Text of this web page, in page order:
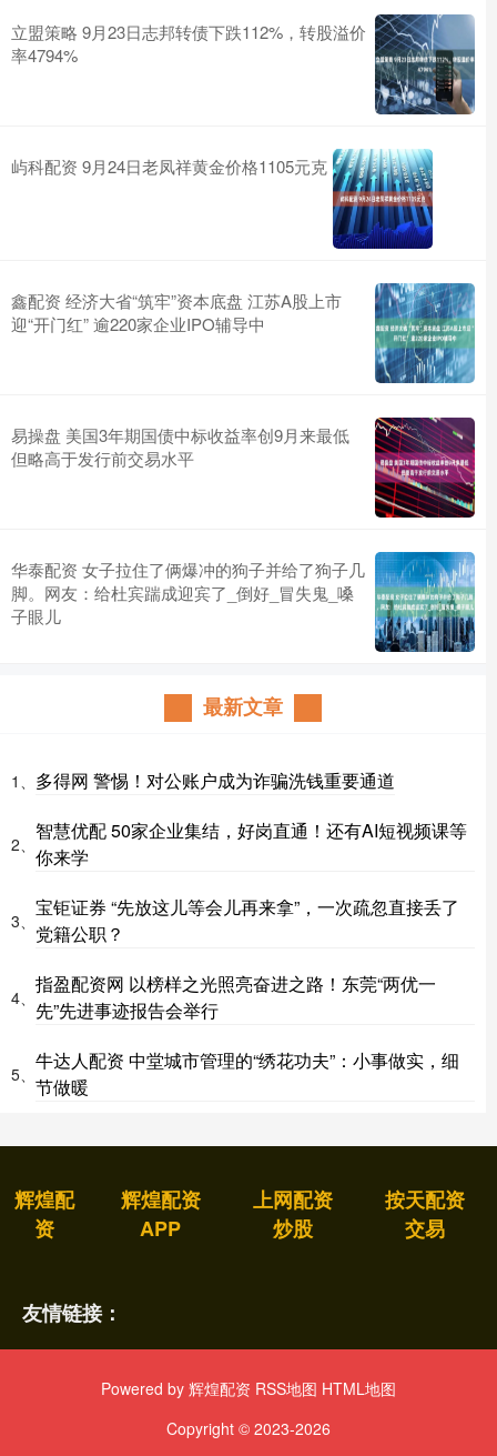
立盟策略 9月23日志邦转债下跌112%，转股溢价
率4794%
屿科配资 9月24日老凤祥黄金价格1105元克
鑫配资 经济大省“筑牢”资本底盘 江苏A股上市
迎“开门红” 逾220家企业IPO辅导中
易操盘 美国3年期国债中标收益率创9月来最低
但略高于发行前交易水平
华泰配资 女子拉住了俩爆冲的狗子并给了狗子几
脚。网友：给杜宾踹成迎宾了_倒好_冒失鬼_嗓
子眼儿
最新文章
1、 多得网 警惕！对公账户成为诈骗洗钱重要通道
2、
智慧优配 50家企业集结，好岗直通！还有AI短视频课等
你来学
3、
宝钜证券 “先放这儿等会儿再来拿”，一次疏忽直接丢了
党籍公职？
4、
指盈配资网 以榜样之光照亮奋进之路！东莞“两优一
先”先进事迹报告会举行
5、
牛达人配资 中堂城市管理的“绣花功夫”：小事做实，细
节做暖
辉煌配
资
辉煌配资
APP
上网配资
炒股
按天配资
交易
友情链接：
Powered by 辉煌配资 RSS地图 HTML地图
Copyright © 2023-2026